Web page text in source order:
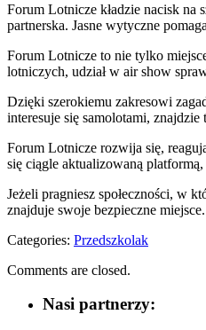
Forum Lotnicze kładzie nacisk na
partnerska. Jasne wytyczne
Forum Lotnicze to nie tylko
lotniczych, udział w air show
Dzięki szerokiemu zakresowi
interesuje się samolotami,
Forum Lotnicze rozwija się,
się ciągle aktualizowaną
Jeżeli pragniesz społeczności, w
znajduje swoje bezpieczne miejsce.
Categories: Przedszkolak
Comments are closed.
Nasi partnerzy: